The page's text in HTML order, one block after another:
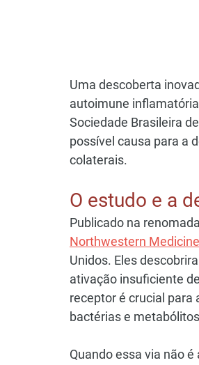
Uma descoberta
autoimune
Sociedade Brasileira
possível causa para a
colaterais.
O estudo e a
Publicado na
Northwestern Medicine
Unidos. Eles
ativação insuficiente
receptor é crucial para
bactérias e
Quando essa via não